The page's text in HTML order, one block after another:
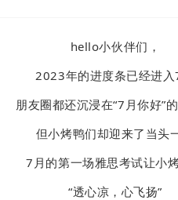
hello小伙伴们，
2023年的进度条已经进入
朋友圈都还沉浸在“7月你好”
但小烤鸭们却迎来了当头
7月的第一场雅思考试让小
“透心凉，心飞扬”